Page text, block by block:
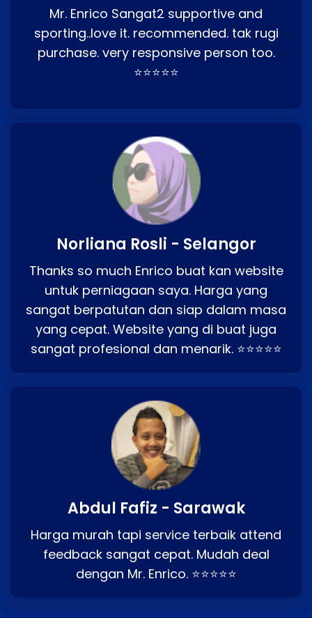
Mr. Enrico Sangat2 supportive and
sporting..love it. recommended. tak rugi
purchase. very responsive person too.
⭐⭐⭐⭐⭐
Norliana Rosli - Selangor
Thanks so much Enrico buat kan website
untuk perniagaan saya. Harga yang
sangat berpatutan dan siap dalam masa
yang cepat. Website yang di buat juga
sangat profesional dan menarik. ⭐⭐⭐⭐⭐
Abdul Fafiz - Sarawak
Harga murah tapi service terbaik attend
feedback sangat cepat. Mudah deal
dengan Mr. Enrico. ⭐⭐⭐⭐⭐